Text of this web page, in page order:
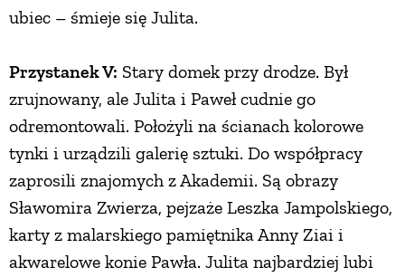
ubiec – śmieje się Julita.
Przystanek V: Stary domek przy drodze. Był
zrujnowany, ale Julita i Paweł cudnie go
odremontowali. Położyli na ścianach kolorowe
tynki i urządzili galerię sztuki. Do współpracy
zaprosili znajomych z Akademii. Są obrazy
Sławomira Zwierza, pejzaże Leszka Jampolskiego,
karty z malarskiego pamiętnika Anny Ziai i
akwarelowe konie Pawła. Julita najbardziej lubi